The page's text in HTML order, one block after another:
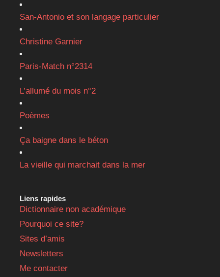
San-Antonio et son langage particulier
Christine Garnier
Paris-Match n°2314
L’allumé du mois n°2
Poèmes
Ça baigne dans le béton
La vieille qui marchait dans la mer
Liens rapides
Dictionnaire non académique
Pourquoi ce site?
Sites d’amis
Newsletters
Me contacter